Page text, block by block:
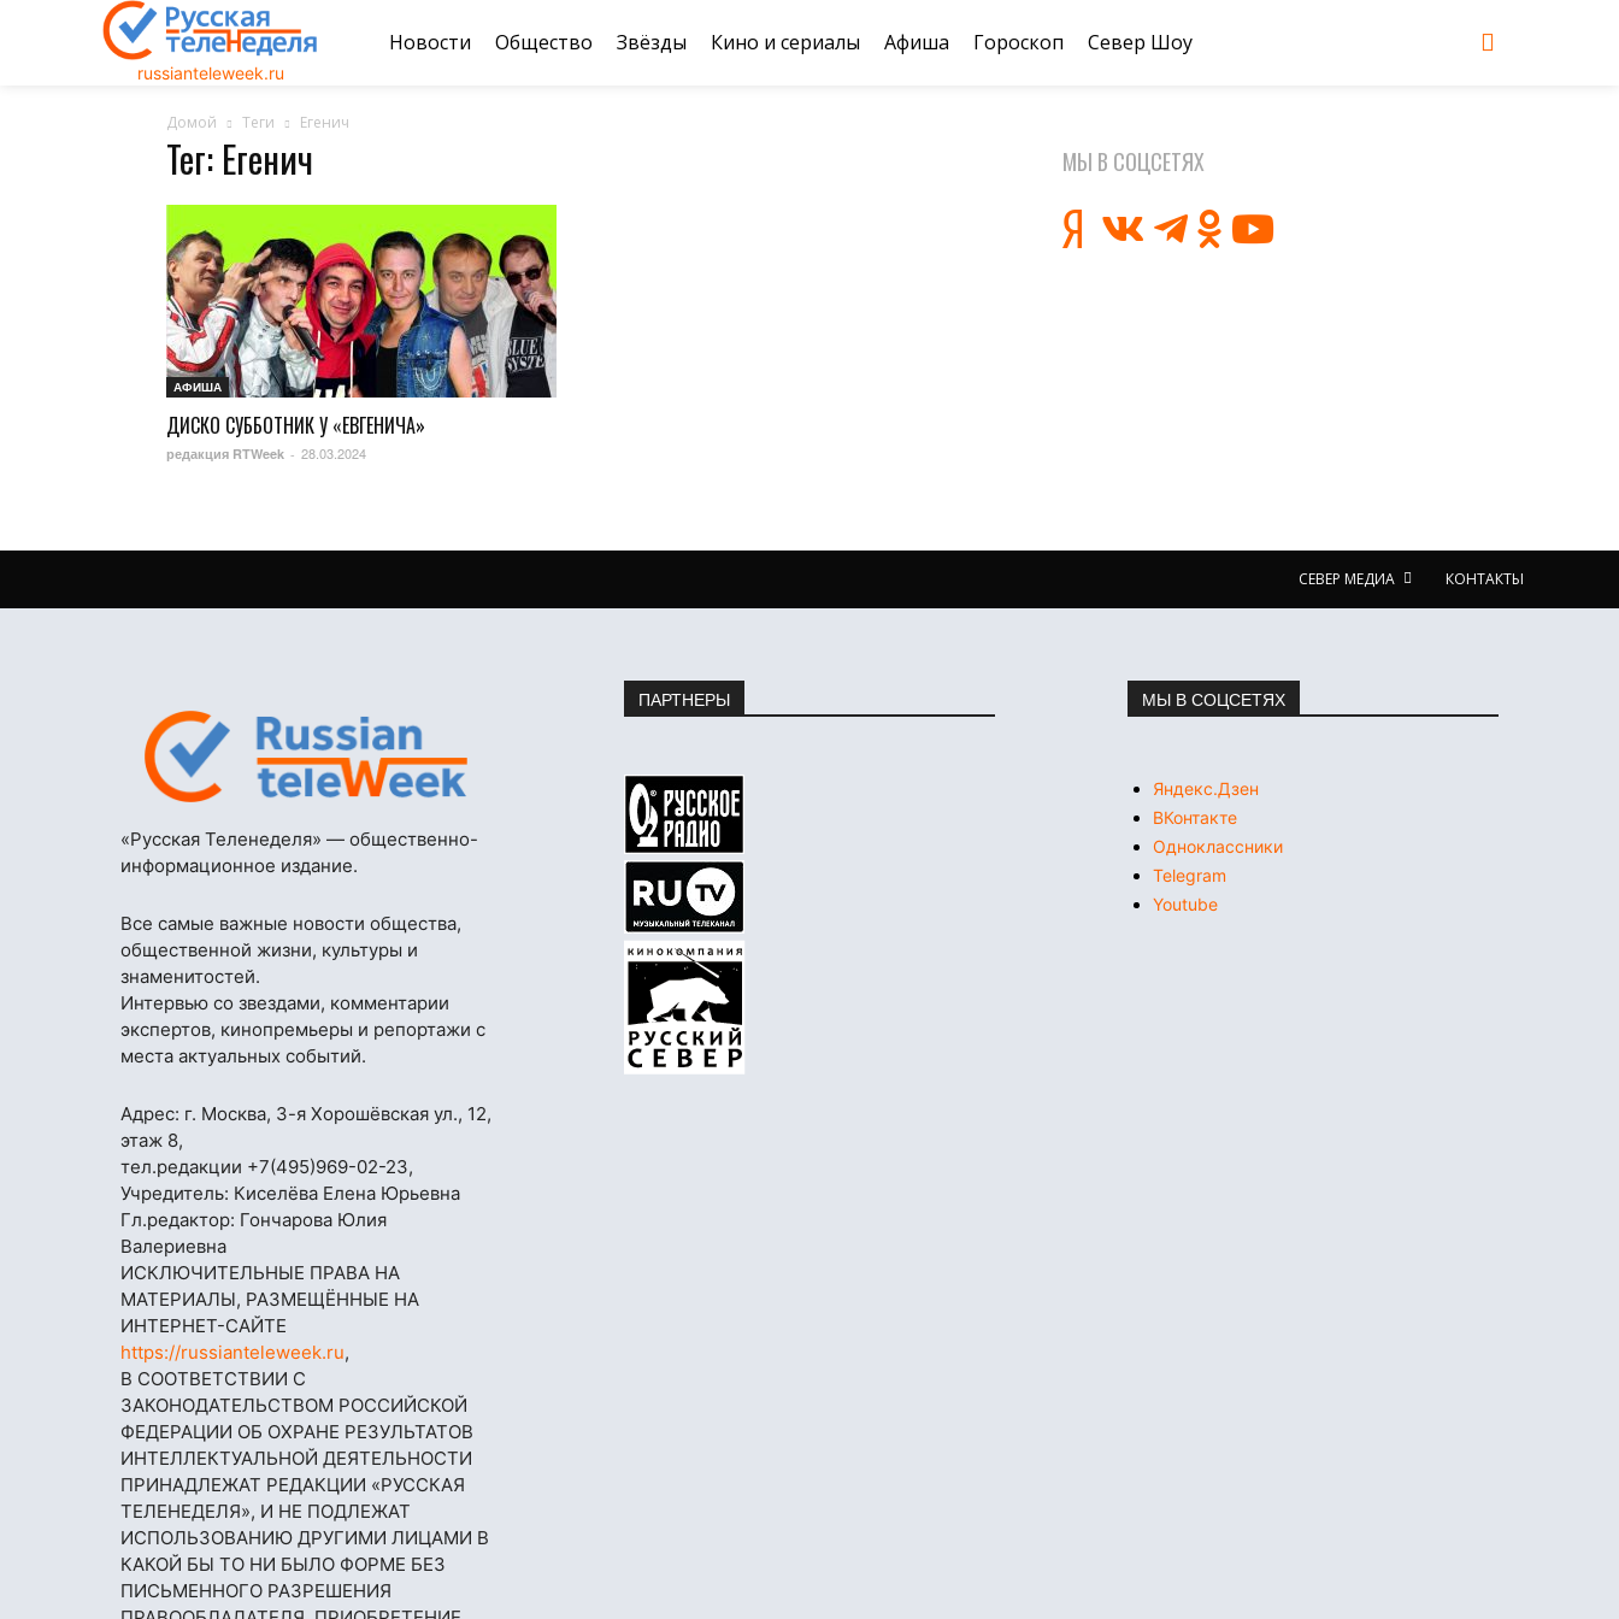
russianteleweek.ru
Новости Общество Звёзды Кино и сериалы Афиша Гороскоп Север Шоу
Домой Теги Егенич
Тег: Егенич
АФИША
ДИСКО СУББОТНИК У «ЕВГЕНИЧА»
редакция RTWeek - 28.03.2024
МЫ В СОЦСЕТЯХ
СЕВЕР МЕДИА КОНТАКТЫ
«Русская Теленеделя» — общественно-
информационное издание.
Все самые важные новости общества,
общественной жизни, культуры и
знаменитостей.
Интервью со звездами, комментарии
экспертов, кинопремьеры и репортажи с
места актуальных событий.
Адрес: г. Москва, 3-я Хорошёвская ул., 12,
этаж 8,
тел.редакции +7(495)969-02-23,
Учредитель: Киселёва Елена Юрьевна
Гл.редактор: Гончарова Юлия
Валериевна
ИСКЛЮЧИТЕЛЬНЫЕ ПРАВА НА
МАТЕРИАЛЫ, РАЗМЕЩЁННЫЕ НА
ИНТЕРНЕТ-САЙТЕ
https://russianteleweek.ru,
В СООТВЕТСТВИИ С
ЗАКОНОДАТЕЛЬСТВОМ РОССИЙСКОЙ
ФЕДЕРАЦИИ ОБ ОХРАНЕ РЕЗУЛЬТАТОВ
ИНТЕЛЛЕКТУАЛЬНОЙ ДЕЯТЕЛЬНОСТИ
ПРИНАДЛЕЖАТ РЕДАКЦИИ «РУССКАЯ
ТЕЛЕНЕДЕЛЯ», И НЕ ПОДЛЕЖАТ
ИСПОЛЬЗОВАНИЮ ДРУГИМИ ЛИЦАМИ В
КАКОЙ БЫ ТО НИ БЫЛО ФОРМЕ БЕЗ
ПИСЬМЕННОГО РАЗРЕШЕНИЯ
ПАРТНЕРЫ МЫ В СОЦСЕТЯХ
Яндекс.Дзен
ВКонтакте
Одноклассники
Telegram
Youtube